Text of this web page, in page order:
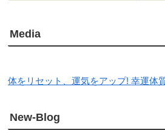
Media
体をリセット、運気をアップ! 幸運体
New-Blog